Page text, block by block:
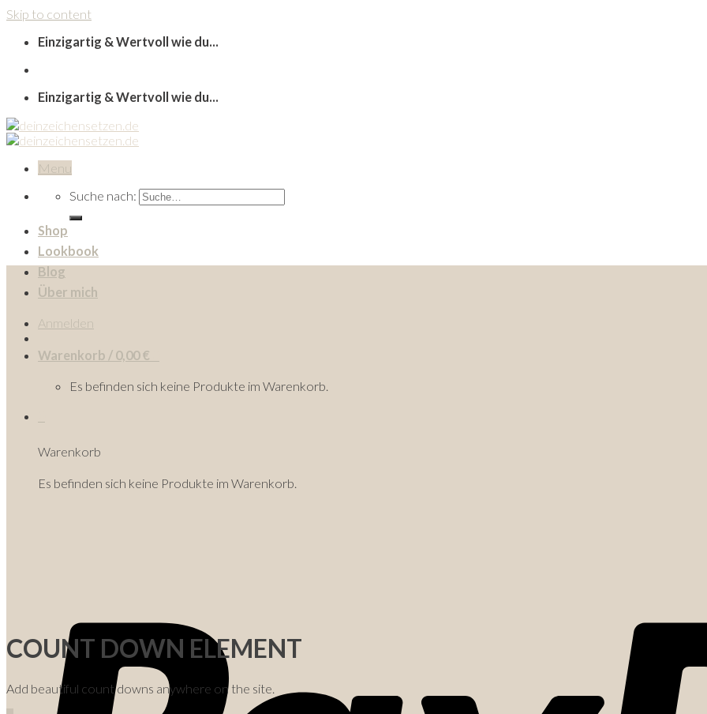
Skip to content
Einzigartig & Wertvoll wie du...
Einzigartig & Wertvoll wie du...
Menu
Suche nach:
Shop
Lookbook
Blog
Über mich
Anmelden
Warenkorb / 0,00€
Es befinden sich keine Produkte im Warenkorb.
Warenkorb
Es befinden sich keine Produkte im Warenkorb.
COUNT DOWN ELEMENT
Add beautiful count downs anywhere on the site.